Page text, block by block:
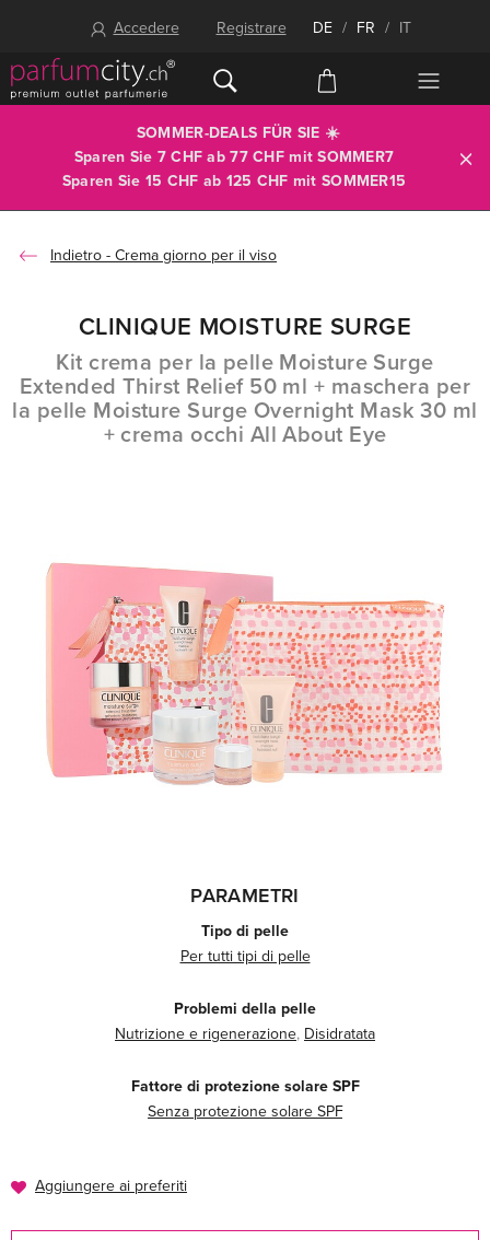
Accedere Registrare DE / FR / IT
SOMMER-DEALS FÜR SIE ☀️
Sparen Sie 7 CHF ab 77 CHF mitSOMMER7
Sparen Sie 15 CHF ab 125 CHF mit SOMMER15
Crema giorno per il viso
CLINIQUE MOISTURE SURGE
Kit crema per la pelle Moisture Surge
Extended Thirst Relief 50 ml + maschera per
la pelle Moisture Surge Overnight Mask 30 ml
+ crema occhi All About Eye
PARAMETRI
Tipo di pelle
Per tutti tipi di pelle
Problemi della pelle
Nutrizione e rigenerazione, Disidratata
Fattore di protezione solare SPF
Senza protezione solare SPF
Aggiungere ai preferiti